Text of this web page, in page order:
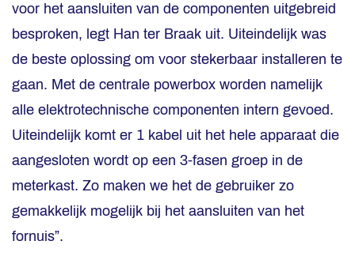
voor het aansluiten van de componenten uitgebreid
besproken, legt Han ter Braak uit. Uiteindelijk was
de beste oplossing om voor stekerbaar installeren te
gaan. Met de centrale powerbox worden namelijk
alle elektrotechnische componenten intern gevoed.
Uiteindelijk komt er 1 kabel uit het hele apparaat die
aangesloten wordt op een 3-fasen groep in de
meterkast. Zo maken we het de gebruiker zo
gemakkelijk mogelijk bij het aansluiten van het
fornuis”.